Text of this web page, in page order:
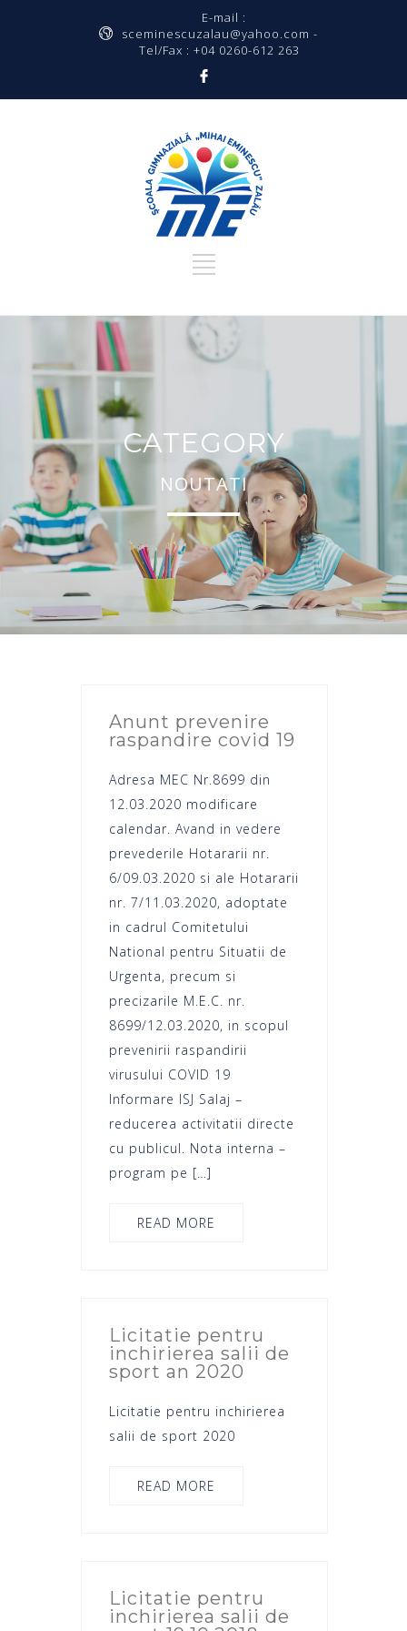
E-mail :
sceminescuzalau@yahoo.com -
Tel/Fax : +04 0260-612 263
CATEGORY
NOUTATI
Anunt prevenire
raspandire covid 19
Adresa MEC Nr.8699 din
12.03.2020 modificare
calendar. Avand in vedere
prevederile Hotararii nr.
6/09.03.2020 si ale Hotararii
nr. 7/11.03.2020, adoptate
in cadrul Comitetului
National pentru Situatii de
Urgenta, precum si
precizarile M.E.C. nr.
8699/12.03.2020, in scopul
prevenirii raspandirii
virusului COVID 19
Informare ISJ Salaj –
reducerea activitatii directe
cu publicul. Nota interna –
program pe […]
READ MORE
Licitatie pentru
inchirierea salii de
sport an 2020
Licitatie pentru inchirierea
salii de sport 2020
READ MORE
Licitatie pentru
inchirierea salii de